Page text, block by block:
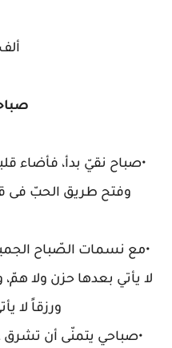
•صباح نقيّ بدأ، فأضاء
وفتح طريق الحبّ فى
•مع نسمات الصّباح
لا يأتي بعدها حزن ولا
ورزقاً لا
•صباحي يتمنّى أن